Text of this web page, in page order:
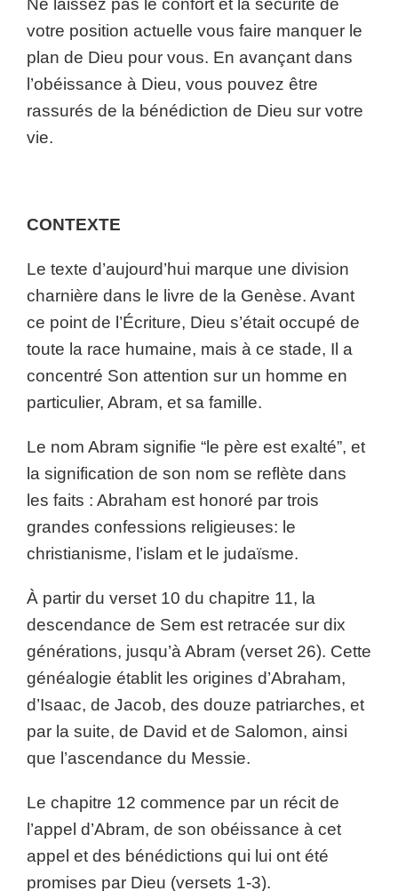
Ne laissez pas le confort et la sécurité de
votre position actuelle vous faire manquer le
plan de Dieu pour vous. En avançant dans
l’obéissance à Dieu, vous pouvez être
rassurés de la bénédiction de Dieu sur votre
vie.
CONTEXTE
Le texte d’aujourd’hui marque une division
charnière dans le livre de la Genèse. Avant
ce point de l’Écriture, Dieu s’était occupé de
toute la race humaine, mais à ce stade, Il a
concentré Son attention sur un homme en
particulier, Abram, et sa famille.
Le nom Abram signifie “le père est exalté”, et
la signification de son nom se reflète dans
les faits : Abraham est honoré par trois
grandes confessions religieuses: le
christianisme, l’islam et le judaïsme.
À partir du verset 10 du chapitre 11, la
descendance de Sem est retracée sur dix
générations, jusqu’à Abram (verset 26). Cette
généalogie établit les origines d’Abraham,
d’Isaac, de Jacob, des douze patriarches, et
par la suite, de David et de Salomon, ainsi
que l’ascendance du Messie.
Le chapitre 12 commence par un récit de
l’appel d’Abram, de son obéissance à cet
appel et des bénédictions qui lui ont été
promises par Dieu (versets 1-3).